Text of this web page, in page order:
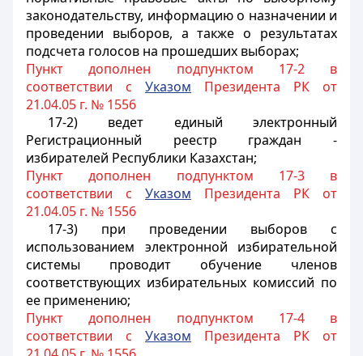
законодательству, информацию о назначении и
проведении выборов, а также о результатах
подсчета голосов на прошедших выборах;
Пункт дополнен подпунктом 17-2 в
соответствии с Указом Президента РК от
21.04.05 г. № 1556
17-2) ведет единый электронный
Регистрационный реестр граждан -
избирателей Республики Казахстан;
Пункт дополнен подпунктом 17-3 в
соответствии с Указом Президента РК от
21.04.05 г. № 1556
17-3) при проведении выборов с
использованием электронной избирательной
системы проводит обучение членов
соответствующих избирательных комиссий по
ее применению;
Пункт дополнен подпунктом 17-4 в
соответствии с Указом Президента РК от